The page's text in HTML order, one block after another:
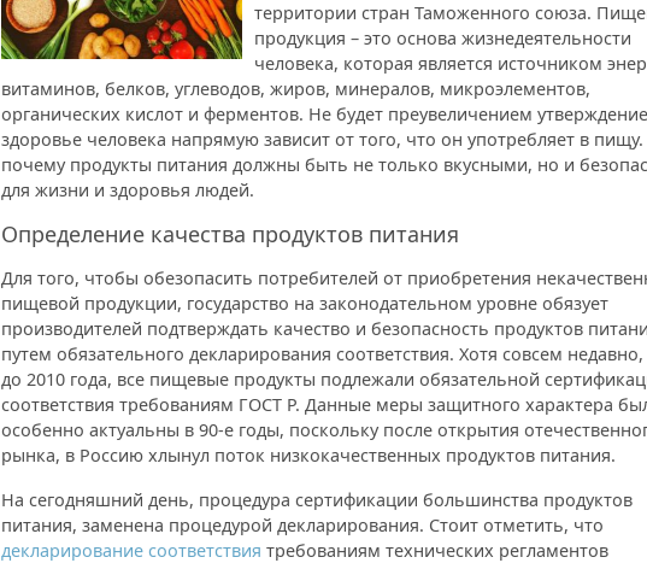
территории стран Таможенного союза.
продукция – это основа жизнедеятельности
человека, которая является источником
витаминов, белков, углеводов, жиров, минералов, микроэлементов,
органических кислот и ферментов. Не будет преувеличением
здоровье человека напрямую зависит от того, что он употребляет в
почему продукты питания должны быть не только вкусными, но и
для жизни и здоровья людей.
Определение качества продуктов питания
Для того, чтобы обезопасить потребителей от приобретения
пищевой продукции, государство на законодательном уровне обязует
производителей подтверждать качество и безопасность продуктов
путем обязательного декларирования соответствия. Хотя совсем
до 2010 года, все пищевые продукты подлежали обязательной
соответствия требованиям ГОСТ Р. Данные меры защитного характера
особенно актуальны в 90-е годы, поскольку после открытия
рынка, в Россию хлынул поток низкокачественных продуктов питания.
На сегодняшний день, процедура сертификации большинства продуктов
питания, заменена процедурой декларирования. Стоит отметить, что
декларирование соответствия требованиям технических регламентов